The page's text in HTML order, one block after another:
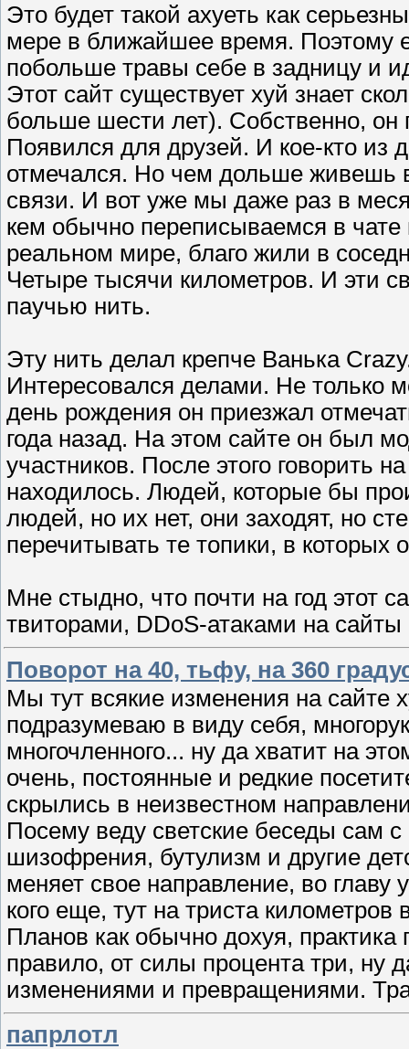
Это будет такой ахуеть как
мере в ближайшее время. Поэтому
побольше травы себе в задницу и
Этот сайт существует хуй знает
больше шести лет). Собственно, он
Появился для друзей. И кое-кто из
отмечался. Но чем дольше живешь
связи. И вот уже мы даже раз в
кем обычно переписываемся в
реальном мире, благо жили в
Четыре тысячи километров. И эти
паучью нить.
Эту нить делал крепче Ванька
Интересовался делами. Не только
день рождения он приезжал
года назад. На этом сайте он был
участников. После этого говорить
находилось. Людей, которые бы
людей, но их нет, они заходят, но
перечитывать те топики, в которых
Мне стыдно, что почти на год этот
твиторами, DDoS-атаками на
Поворот на 40, тьфу, на 360
Мы тут всякие изменения на сайте
подразумеваю в виду себя,
многочленного... ну да хватит на
очень, постоянные и редкие
скрылись в неизвестном
Посему веду светские беседы сам
шизофрения, бутулизм и другие
меняет свое направление, во
кого еще, тут на триста километров
Планов как обычно дохуя, практика
правило, от силы процента три, ну
изменениями и превращениями.
папрлотл